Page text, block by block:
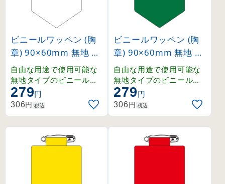
ビニールワッペン (胸
章) 90×60mm 無地 安
全ピン式 白 (126101)
自由な用途で使用可能な
無地タイプのビニールワ
ッペン。
279円
306円 税込
ビニールワッペン (胸
章) 90×60mm 無地 安
全ピン式 緑 (126102)
自由な用途で使用可能な
無地タイプのビニールワ
ッペン。
279円
306円 税込